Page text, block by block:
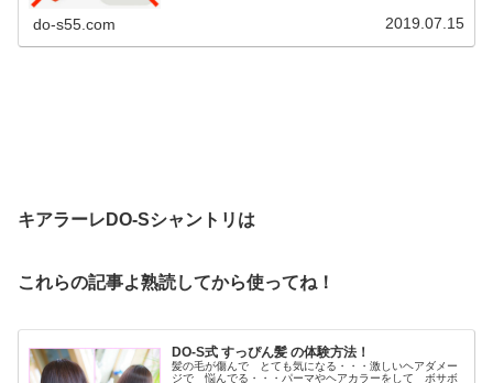
do-s55.com 2019.07.15
キアラーレDO-Sシャントリは
これらの記事よ熟読してから使ってね！
DO-S式 すっぴん髪 の体験方法！
髪の毛が傷んで とても気になる・・・激しいヘアダメー
ジで 悩んでる・・・パーマやヘアカラーをして ボサボ